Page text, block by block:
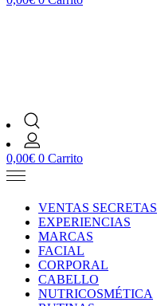
0,00€ 0 Carrito
VENTAS SECRETAS
EXPERIENCIAS
MARCAS
FACIAL
CORPORAL
CABELLO
NUTRICOSMÉTICA